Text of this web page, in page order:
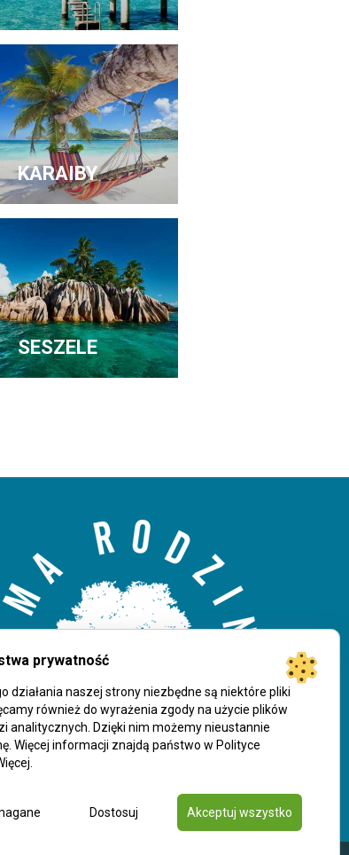
KARAIBY
SESZELE
prywatność
działania naszej strony niezbędne są niektóre pliki
również do wyrażenia zgody na użycie plików
analitycznych. Dzięki nim możemy nieustannie
Więcej informacji znajdą państwo w Polityce
Dostosuj Akceptuj wszystko